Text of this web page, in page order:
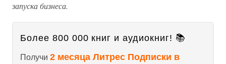
запуска бизнеса.
Более 800 000 книг и аудиокниг! 📚
Получи 2 месяца Литрес Подписки в